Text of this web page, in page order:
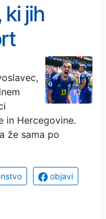
jih
in Hercegovine.
že sama po
objavi